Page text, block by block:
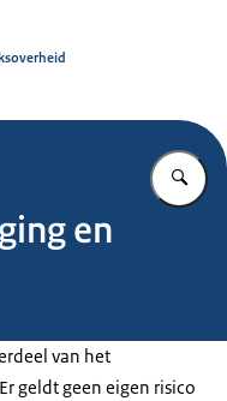
en
van het
geldt geen eigen risico